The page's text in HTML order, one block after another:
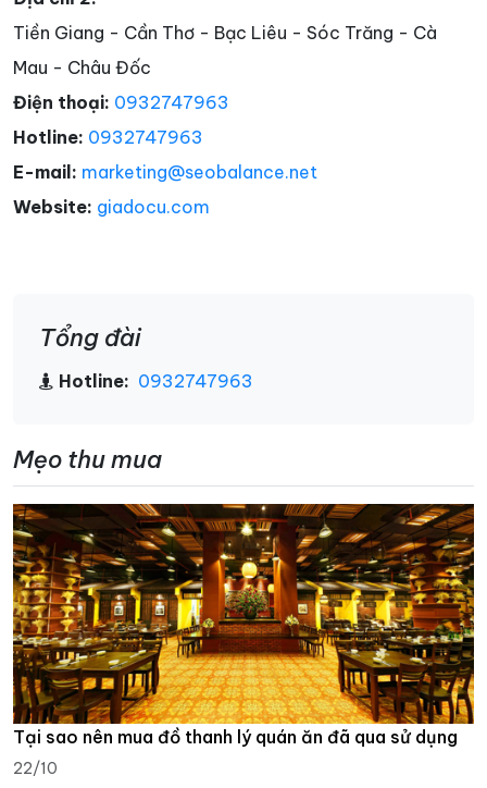
Tiền Giang - Cần Thơ - Bạc Liêu - Sóc Trăng - Cà
Mau - Châu Đốc
Điện thoại: 0932747963
Hotline: 0932747963
E-mail: marketing@seobalance.net
Website: giadocu.com
Tổng đài
Hotline: 0932747963
Mẹo thu mua
Tại sao nên mua đồ thanh lý quán ăn đã qua sử dụng
22/10